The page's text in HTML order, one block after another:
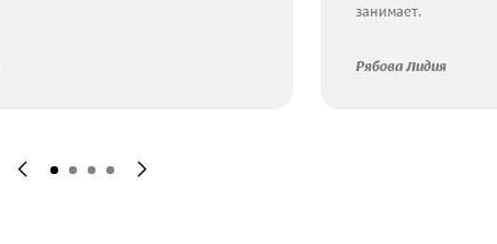
занимает.
Рябова Лидия